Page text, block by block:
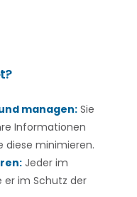
managen: Sie
Informationen
diese minimieren.
Jeder im
er im Schutz der